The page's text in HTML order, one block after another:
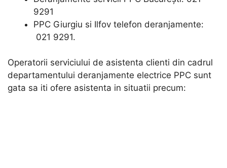
9291
PPC Giurgiu si Ilfov telefon deranjamente:
021 9291.
Operatorii serviciului de asistenta clienti din cadrul
departamentului deranjamente electrice PPC sunt
gata sa iti ofere asistenta in situatii precum: